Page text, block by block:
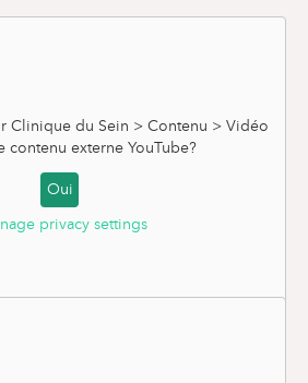
Clinique du Sein > Contenu > Vidéo
contenu externe YouTube?
Oui
privacy settings